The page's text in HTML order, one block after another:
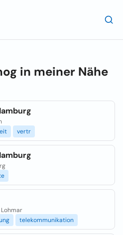
in meiner Nähe
vertr
Lohmar
telekommunikation